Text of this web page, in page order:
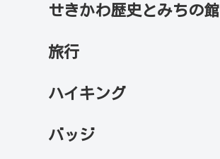
せきかわ歴史とみちの館
旅行
ハイキング
バッジ